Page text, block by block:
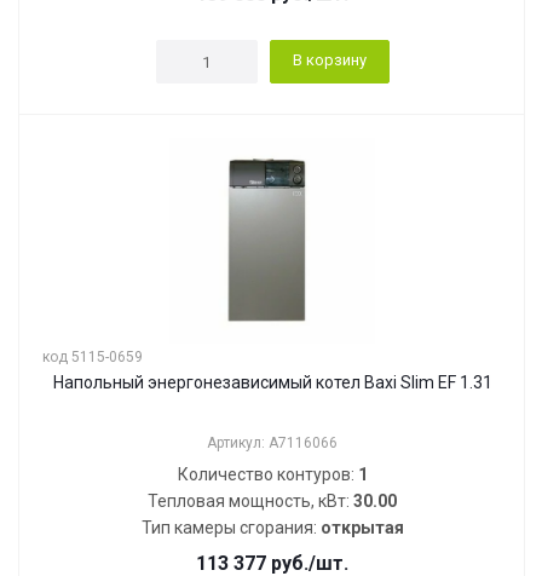
В корзину
код 5115-0659
Напольный энергонезависимый котел Baxi Slim EF 1.31
Артикул: A7116066
Количество контуров: 1
Тепловая мощность, кВт: 30.00
Тип камеры сгорания: открытая
113 377 руб./шт.